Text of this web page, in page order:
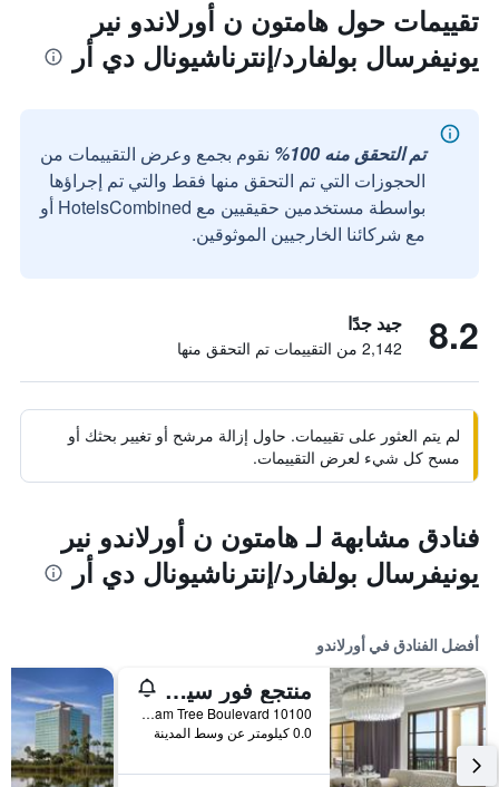
تقييمات حول هامتون ن أورلاندو نير
يونيفرسال بولفارد/إنترناشيونال دي أر
تم التحقق منه 100%
نقوم بجمع وعرض التقييمات من
الحجوزات التي تم التحقق منها فقط والتي تم إجراؤها
بواسطة مستخدمين حقيقيين مع HotelsCombined أو
مع شركائنا الخارجيين الموثوقين.
8.2 جيد جدًا
2,142 من التقييمات تم التحقق منها
لم يتم العثور على تقييمات. حاول إزالة مرشح أو تغيير بحثك أو
مسح كل شيء لعرض التقييمات.
فنادق مشابهة لـ هامتون ن أورلاندو نير
يونيفرسال بولفارد/إنترناشيونال دي أر
أفضل الفنادق في أورلاندو
منتجع فور سيزونز أورلاندو آت والت ديزني وورلد ريزورت
10100 Dream Tree Boulevard, أورلاندو, FL, الولايات المتحدة الأميريكية
0.0 كيلومتر عن وسط المدينة